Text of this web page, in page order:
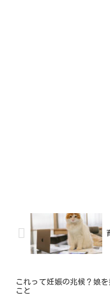
これって妊娠の兆候？娘
こと